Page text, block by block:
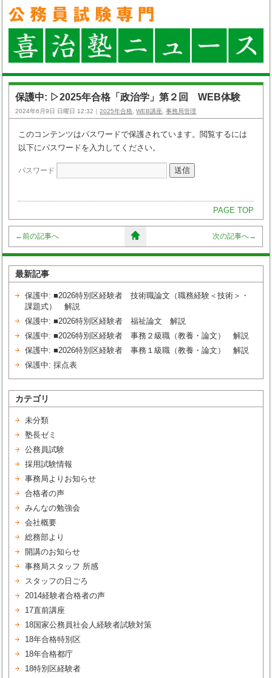
保護中: ▷2025年合格「政治学」第２回 WEB体験
2024年6月9日 日曜日 12:32｜2025年合格,WEB講座,事務局管理
このコンテンツはパスワードで保護されています。閲覧するには
以下にパスワードを入力してください。
パスワード
PAGE TOP
←前の記事へ 次の記事へ→
最新記事
保護中: ■2026特別区経験者 技術職論文（職務経験＜技術＞・
課題式） 解説
保護中: ■2026特別区経験者 福祉論文 解説
保護中: ■2026特別区経験者 事務２級職（教養・論文） 解説
保護中: ■2026特別区経験者 事務１級職（教養・論文） 解説
保護中: 採点表
カテゴリ
未分類
塾長ゼミ
公務員試験
採用試験情報
事務局よりお知らせ
合格者の声
みんなの勉強会
会社概要
総務部より
開講のお知らせ
事務局スタッフ 所感
スタッフの日ごろ
2014経験者合格者の声
17直前講座
18国家公務員社会人経験者試験対策
18年合格特別区
18年合格都庁
18特別区経験者